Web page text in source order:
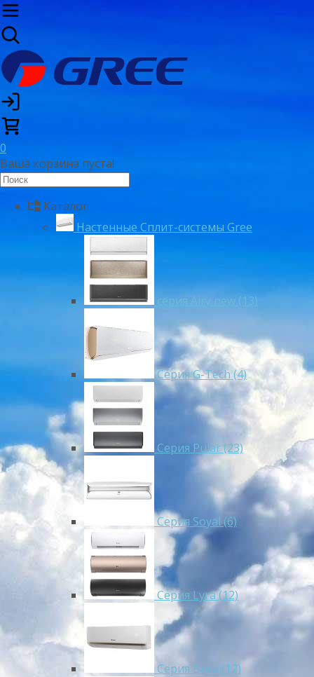
0
Ваша корзина пуста!
Каталог
Настенные Сплит-системы Gree
серия Airy new (13)
Серия G-Tech (4)
Серия Pular (23)
Cерия Soyal (6)
Серия Lyra (12)
Серия Bora (12)